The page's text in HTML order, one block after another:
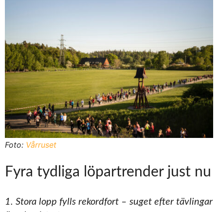
Foto: Vårruset
Fyra tydliga löpartrender just nu
1. Stora lopp fylls rekordfort – suget efter tävlingar